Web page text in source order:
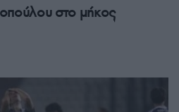
στο μήκος